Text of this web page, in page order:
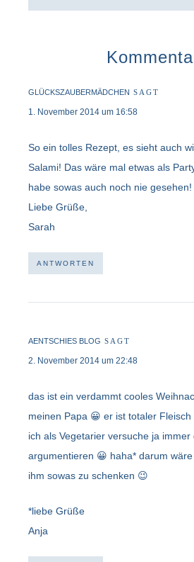
GLÜCKSZAUBERMÄDCHEN SAGT
1. November 2014 um 16:58
So ein tolles Rezept, es sieht auch
Salami! Das wäre mal etwas als
habe sowas auch noch nie gesehen!
Liebe Grüße,
Sarah
ANTWORTEN
AENTSCHIES BLOG SAGT
2. November 2014 um 22:48
das ist ein verdammt cooles
meinen Papa 😀 er ist totaler
ich als Vegetarier versuche ja immer
argumentieren 😀 haha* darum wäre
ihm sowas zu schenken 😉
*liebe Grüße
Anja